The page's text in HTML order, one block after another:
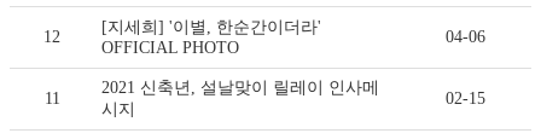
12
[지세희] '이별, 한순간이더라'
OFFICIAL PHOTO
04-06
11
2021 신축년, 설날맞이 릴레이 인사메
시지
02-15